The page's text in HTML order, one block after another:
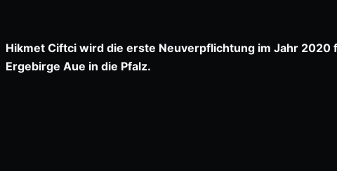
Hikmet Ciftci wird die erste Neuverpflichtung im Jahr
Ergebirge Aue in die Pfalz.